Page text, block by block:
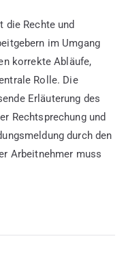
die Rechte und
im Umgang
korrekte Abläufe,
Rolle. Die
Erläuterung des
Rechtsprechung und
durch den
Arbeitnehmer muss